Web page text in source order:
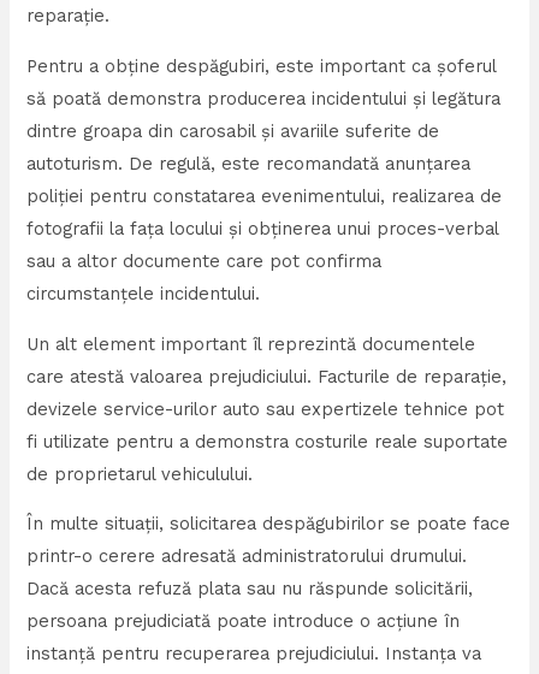
reparație.
Pentru a obține despăgubiri, este important ca șoferul
să poată demonstra producerea incidentului și legătura
dintre groapa din carosabil și avariile suferite de
autoturism. De regulă, este recomandată anunțarea
poliției pentru constatarea evenimentului, realizarea de
fotografii la fața locului și obținerea unui proces-verbal
sau a altor documente care pot confirma
circumstanțele incidentului.
Un alt element important îl reprezintă documentele
care atestă valoarea prejudiciului. Facturile de reparație,
devizele service-urilor auto sau expertizele tehnice pot
fi utilizate pentru a demonstra costurile reale suportate
de proprietarul vehiculului.
În multe situații, solicitarea despăgubirilor se poate face
printr-o cerere adresată administratorului drumului.
Dacă acesta refuză plata sau nu răspunde solicitării,
persoana prejudiciată poate introduce o acțiune în
instanță pentru recuperarea prejudiciului. Instanța va